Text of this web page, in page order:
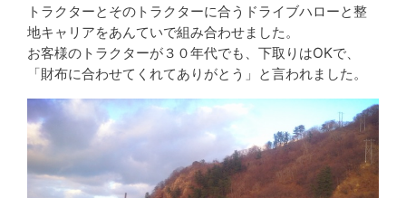
トラクターとそのトラクターに合うドライブハローと整
地キャリアをあんていで組み合わせました。
お客様のトラクターが３０年代でも、下取りはOKで、
「財布に合わせてくれてありがとう」と言われました。